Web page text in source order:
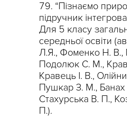
“Пізнаємо
підручник
Для 5 класу
середньої освіти
Л.Я., Фоменко Н. В.,
Подолюк С. М.,
Кравець І. В.,
Пушкар З. М., Банах
Стахурська В. П.,
П.).